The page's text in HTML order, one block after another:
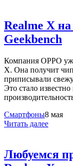
Realme X
Geekbench
Компания OPPO
X. Она получит чип
приписывали
Это стало
Смартфоны8 мая
Читать далее
Любуемся